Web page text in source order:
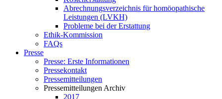
Abrechnungsverzeichnis für homöopathische
Leistungen (LVKH)
Probleme bei der Erstattung
Ethik-Kommission
FAQs
Presse
Presse: Erste Informationen
Pressekontakt
Pressemitteilungen
Pressemitteilungen Archiv
2017